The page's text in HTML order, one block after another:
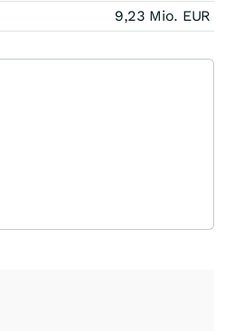
9,23 Mio. EUR